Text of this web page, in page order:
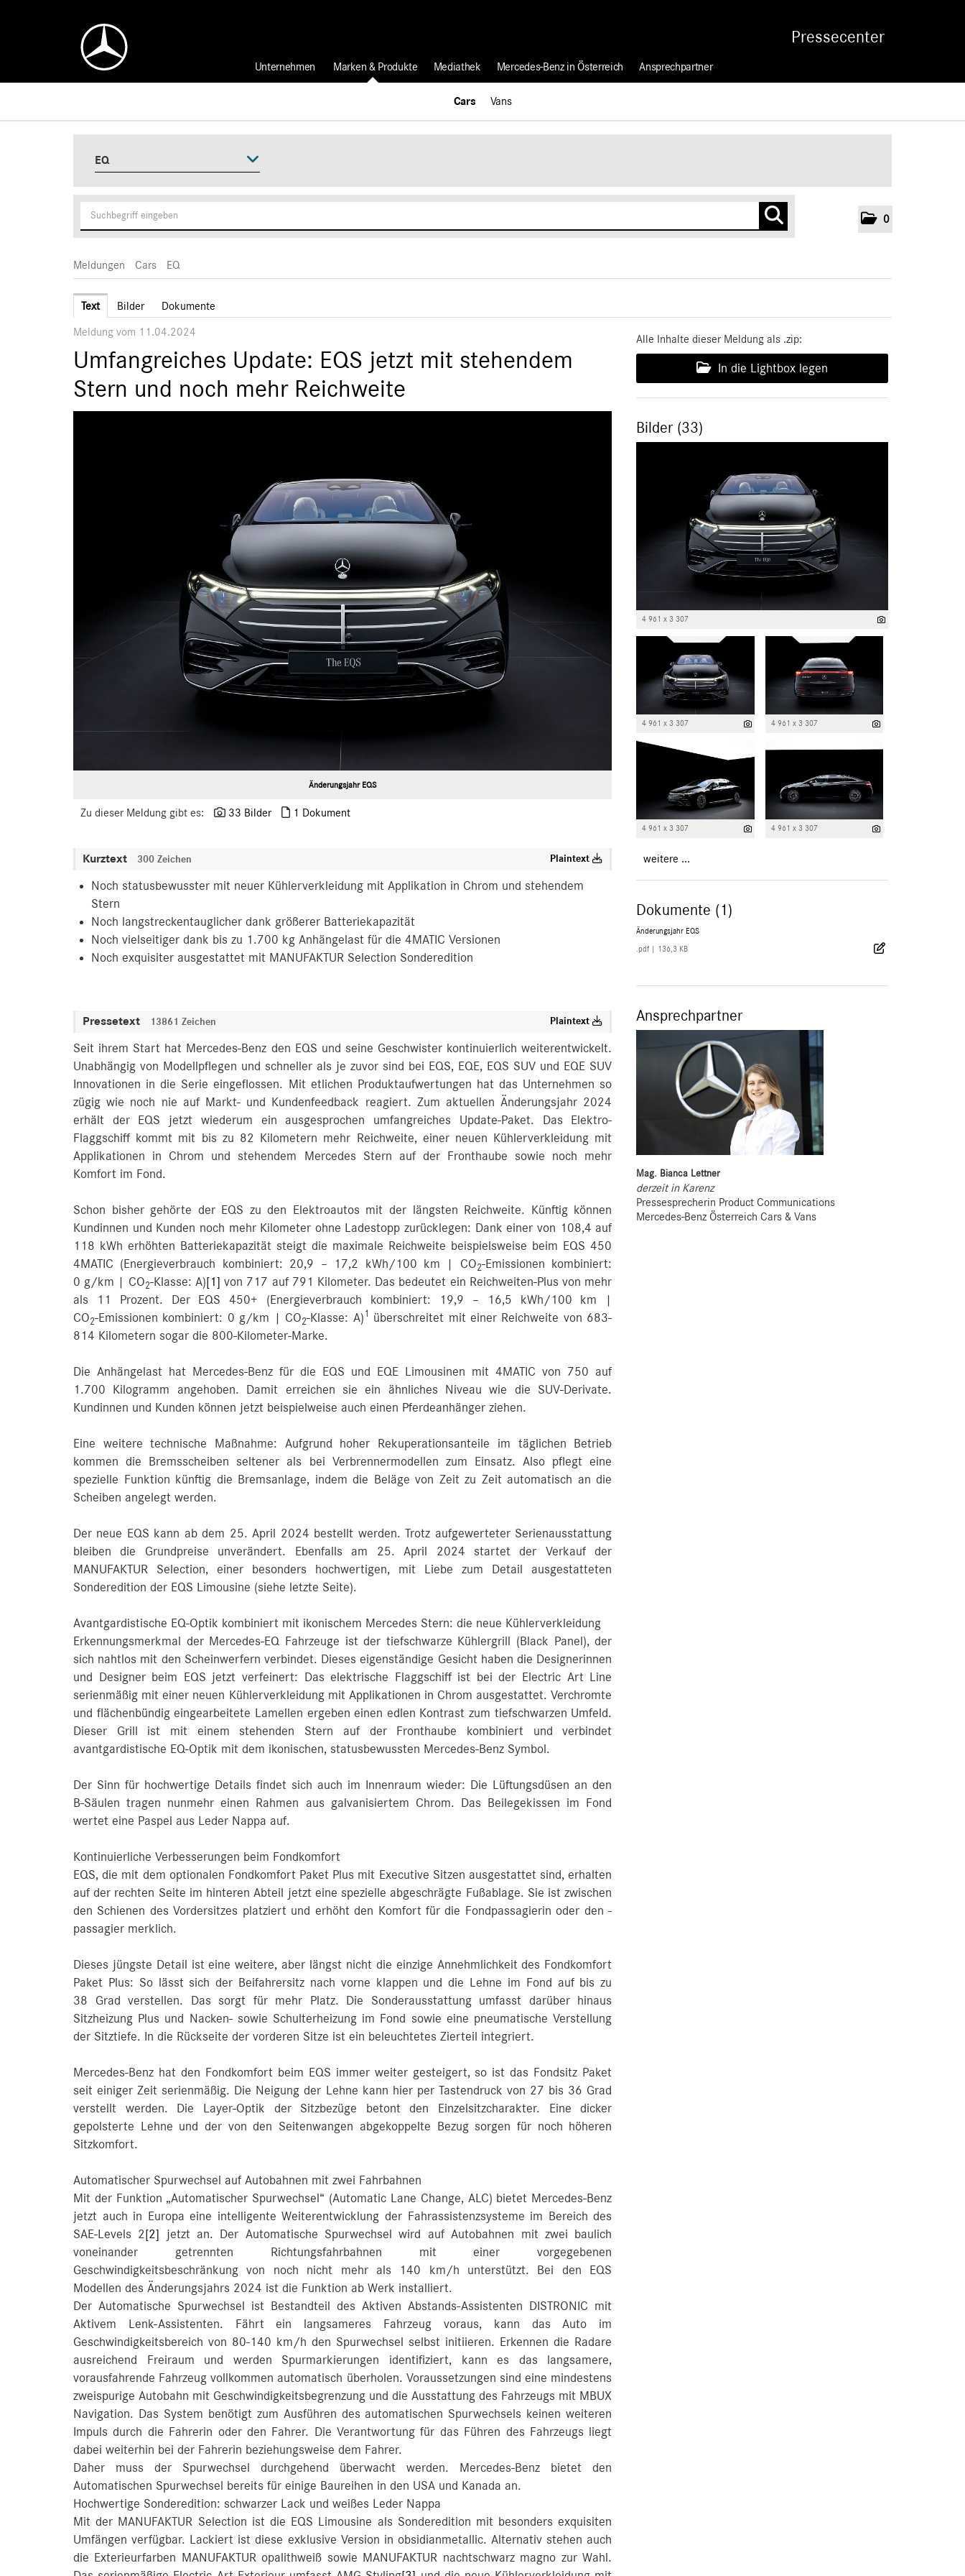
Pressecenter
0
Unternehmen Marken & Produkte
Cars
EQ
Vans
Mediathek Mercedes-Benz in Österreich Ansprechpartner
Meldungen Cars EQ
Text Bilder Dokumente
Meldung vom 11.04.2024
Umfangreiches Update: EQS jetzt mit stehendem
Stern und noch mehr Reichweite
Änderungsjahr EQS
Zu dieser Meldung gibt es: 33 Bilder 1 Dokument
Kurztext 300 Zeichen Plaintext
Noch statusbewusster mit neuer Kühlerverkleidung mit Applikation in Chrom und stehendem
Stern
Noch langstreckentauglicher dank größerer Batteriekapazität
Noch vielseitiger dank bis zu 1.700 kg Anhängelast für die 4MATIC Versionen
Noch exquisiter ausgestattet mit MANUFAKTUR Selection Sonderedition
Pressetext 13861 Zeichen Plaintext
Seit ihrem Start hat Mercedes‑Benz den EQS und seine Geschwister kontinuierlich weiterentwickelt.
Unabhängig von Modellpflegen und schneller als je zuvor sind bei EQS, EQE, EQS SUV und EQE SUV
Innovationen in die Serie eingeflossen. Mit etlichen Produktaufwertungen hat das Unternehmen so
zügig wie noch nie auf Markt- und Kundenfeedback reagiert. Zum aktuellen Änderungsjahr 2024
erhält der EQS jetzt wiederum ein ausgesprochen umfangreiches Update-Paket. Das Elektro-
Flaggschiff kommt mit bis zu 82 Kilometern mehr Reichweite, einer neuen Kühlerverkleidung mit
Applikationen in Chrom und stehendem Mercedes Stern auf der Fronthaube sowie noch mehr
Komfort im Fond.
Schon bisher gehörte der EQS zu den Elektroautos mit der längsten Reichweite. Künftig können
Kundinnen und Kunden noch mehr Kilometer ohne Ladestopp zurücklegen: Dank einer von 108,4 auf
118 kWh erhöhten Batteriekapazität steigt die maximale Reichweite beispielsweise beim EQS 450
4MATIC (Energieverbrauch kombiniert: 20,9 – 17,2 kWh/100 km | CO2‑Emissionen kombiniert:
0 g/km | CO2-Klasse: A)[1] von 717 auf 791 Kilometer. Das bedeutet ein Reichweiten-Plus von mehr
als 11 Prozent. Der EQS 450+ (Energieverbrauch kombiniert: 19,9 – 16,5 kWh/100 km |
CO2‑Emissionen kombiniert: 0 g/km | CO2-Klasse: A) 1
überschreitet mit einer Reichweite von 683-
814 Kilometern sogar die 800-Kilometer-Marke.
Die Anhängelast hat Mercedes‑Benz für die EQS und EQE Limousinen mit 4MATIC von 750 auf
1.700 Kilogramm angehoben. Damit erreichen sie ein ähnliches Niveau wie die SUV-Derivate.
Kundinnen und Kunden können jetzt beispielweise auch einen Pferdeanhänger ziehen.
Eine weitere technische Maßnahme: Aufgrund hoher Rekuperationsanteile im täglichen Betrieb
kommen die Bremsscheiben seltener als bei Verbrennermodellen zum Einsatz. Also pflegt eine
spezielle Funktion künftig die Bremsanlage, indem die Beläge von Zeit zu Zeit automatisch an die
Scheiben angelegt werden.
Der neue EQS kann ab dem 25. April 2024 bestellt werden. Trotz aufgewerteter Serienausstattung
bleiben die Grundpreise unverändert. Ebenfalls am 25. April 2024 startet der Verkauf der
MANUFAKTUR Selection, einer besonders hochwertigen, mit Liebe zum Detail ausgestatteten
Sonderedition der EQS Limousine (siehe letzte Seite).
Avantgardistische EQ‑Optik kombiniert mit ikonischem Mercedes Stern: die neue Kühlerverkleidung
Erkennungsmerkmal der Mercedes‑EQ Fahrzeuge ist der tiefschwarze Kühlergrill (Black Panel), der
sich nahtlos mit den Scheinwerfern verbindet. Dieses eigenständige Gesicht haben die Designerinnen
und Designer beim EQS jetzt verfeinert: Das elektrische Flaggschiff ist bei der Electric Art Line
serienmäßig mit einer neuen Kühlerverkleidung mit Applikationen in Chrom ausgestattet. Verchromte
und flächenbündig eingearbeitete Lamellen ergeben einen edlen Kontrast zum tiefschwarzen Umfeld.
Dieser Grill ist mit einem stehenden Stern auf der Fronthaube kombiniert und verbindet
avantgardistische EQ-Optik mit dem ikonischen, statusbewussten Mercedes‑Benz Symbol.
Der Sinn für hochwertige Details findet sich auch im Innenraum wieder: Die Lüftungsdüsen an den
B‑Säulen tragen nunmehr einen Rahmen aus galvanisiertem Chrom. Das Beilegekissen im Fond
wertet eine Paspel aus Leder Nappa auf.
Kontinuierliche Verbesserungen beim Fondkomfort
EQS, die mit dem optionalen Fondkomfort Paket Plus mit Executive Sitzen ausgestattet sind, erhalten
auf der rechten Seite im hinteren Abteil jetzt eine spezielle abgeschrägte Fußablage. Sie ist zwischen
den Schienen des Vordersitzes platziert und erhöht den Komfort für die Fondpassagierin oder den -
passagier merklich.
Dieses jüngste Detail ist eine weitere, aber längst nicht die einzige Annehmlichkeit des Fondkomfort
Paket Plus: So lässt sich der Beifahrersitz nach vorne klappen und die Lehne im Fond auf bis zu
38 Grad verstellen. Das sorgt für mehr Platz. Die Sonderausstattung umfasst darüber hinaus
Sitzheizung Plus und Nacken- sowie Schulterheizung im Fond sowie eine pneumatische Verstellung
der Sitztiefe. In die Rückseite der vorderen Sitze ist ein beleuchtetes Zierteil integriert.
Mercedes‑Benz hat den Fondkomfort beim EQS immer weiter gesteigert, so ist das Fondsitz Paket
seit einiger Zeit serienmäßig. Die Neigung der Lehne kann hier per Tastendruck von 27 bis 36 Grad
verstellt werden. Die Layer-Optik der Sitzbezüge betont den Einzelsitzcharakter. Eine dicker
gepolsterte Lehne und der von den Seitenwangen abgekoppelte Bezug sorgen für noch höheren
Sitzkomfort.
Automatischer Spurwechsel auf Autobahnen mit zwei Fahrbahnen
Mit der Funktion „Automatischer Spurwechsel“ (Automatic Lane Change, ALC) bietet Mercedes‑Benz
jetzt auch in Europa eine intelligente Weiterentwicklung der Fahrassistenzsysteme im Bereich des
SAE‑Levels 2[2]
jetzt an. Der Automatische Spurwechsel wird auf Autobahnen mit zwei baulich
voneinander getrennten Richtungsfahrbahnen mit einer vorgegebenen
Geschwindigkeitsbeschränkung von noch nicht mehr als 140 km/h unterstützt. Bei den EQS
Modellen des Änderungsjahrs 2024 ist die Funktion ab Werk installiert.
Der Automatische Spurwechsel ist Bestandteil des Aktiven Abstands-Assistenten DISTRONIC mit
Aktivem Lenk-Assistenten. Fährt ein langsameres Fahrzeug voraus, kann das Auto im
Geschwindigkeitsbereich von 80‑140 km/h den Spurwechsel selbst initiieren. Erkennen die Radare
ausreichend Freiraum und werden Spurmarkierungen identifiziert, kann es das langsamere,
vorausfahrende Fahrzeug vollkommen automatisch überholen. Voraussetzungen sind eine mindestens
zweispurige Autobahn mit Geschwindigkeitsbegrenzung und die Ausstattung des Fahrzeugs mit MBUX
Navigation. Das System benötigt zum Ausführen des automatischen Spurwechsels keinen weiteren
Impuls durch die Fahrerin oder den Fahrer. Die Verantwortung für das Führen des Fahrzeugs liegt
dabei weiterhin bei der Fahrerin beziehungsweise dem Fahrer.
Daher muss der Spurwechsel durchgehend überwacht werden. Mercedes‑Benz bietet den
Automatischen Spurwechsel bereits für einige Baureihen in den USA und Kanada an.
Hochwertige Sonderedition: schwarzer Lack und weißes Leder Nappa
Mit der MANUFAKTUR Selection ist die EQS Limousine als Sonderedition mit besonders exquisiten
Umfängen verfügbar. Lackiert ist diese exklusive Version in obsidianmetallic. Alternativ stehen auch
die Exterieurfarben MANUFAKTUR opalithweiß sowie MANUFAKTUR nachtschwarz magno zur Wahl.
Alle Inhalte dieser Meldung als .zip:
In die Lightbox legen
Bilder (33)
4 961 x 3 307
4 961 x 3 307 4 961 x 3 307
4 961 x 3 307 4 961 x 3 307
weitere ...
Dokumente (1)
Änderungsjahr EQS
.pdf 136,3 KB
Ansprechpartner
Mag. Bianca Lettner
derzeit in Karenz
Pressesprecherin Product Communications
Mercedes-Benz Österreich Cars & Vans